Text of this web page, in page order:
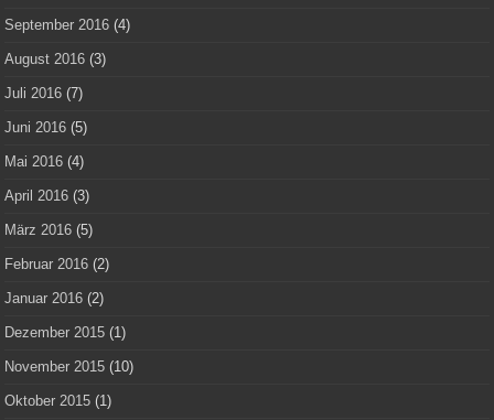
September 2016 (4)
August 2016 (3)
Juli 2016 (7)
Juni 2016 (5)
Mai 2016 (4)
April 2016 (3)
März 2016 (5)
Februar 2016 (2)
Januar 2016 (2)
Dezember 2015 (1)
November 2015 (10)
Oktober 2015 (1)